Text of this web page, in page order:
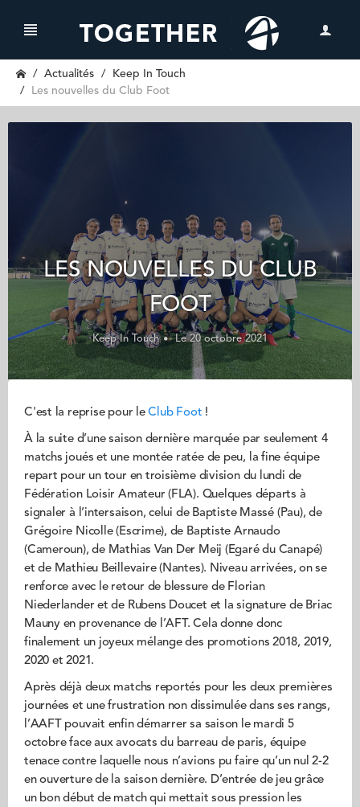
Actualités
Keep In Touch
Les nouvelles du Club Foot
LES NOUVELLES DU CLUB
FOOT
Keep In Touch Le 20 octobre 2021
C'est la reprise pour leClub Foot !
À la suite d’une saison dernière marquée par seulement 4
matchs joués et une montée ratée de peu, la fine équipe
repart pour un tour en troisième division du lundi de
Fédération Loisir Amateur (FLA). Quelques départs à
signaler à l’intersaison, celui de Baptiste Massé (Pau), de
Grégoire Nicolle (Escrime), de Baptiste Arnaudo
(Cameroun), de Mathias Van Der Meij (Egaré du Canapé)
et de Mathieu Beillevaire (Nantes). Niveau arrivées, on se
renforce avec le retour de blessure de Florian
Niederlander et de Rubens Doucet et la signature de Briac
Mauny en provenance de l’AFT. Cela donne donc
finalement un joyeux mélange des promotions 2018, 2019,
2020 et 2021.
Après déjà deux matchs reportés pour les deux premières
journées et une frustration non dissimulée dans ses rangs,
l’AAFT pouvait enfin démarrer sa saison le mardi 5
octobre face aux avocats du barreau de paris, équipe
tenace contre laquelle nous n’avions pu faire qu’un nul 2-2
en ouverture de la saison dernière. D’entrée de jeu grâce
un bon début de match qui mettait sous pression les